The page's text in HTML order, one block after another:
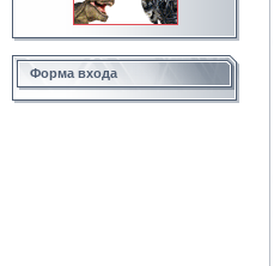
Форма входа